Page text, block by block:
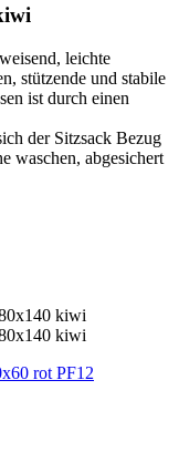
leichte
stützende und stabile
ist durch einen
der Sitzsack Bezug
waschen, abgesichert
PF12